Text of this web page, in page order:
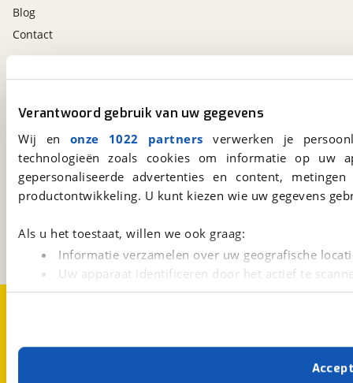
Verantwoord gebruik van uw gegevens
Wij en onze 1022 partners verwerken je
technologieën zoals cookies om informatie op
gepersonaliseerde advertenties en content,
productontwikkeling. U kunt kiezen wie uw gegevens
Als u het toestaat, willen we ook graag:
Informatie verzamelen over uw geografische
Uw apparaat identificeren door het actief te
Lees meer over hoe uw persoonlijke gegevens worden
Met cookies en vergelijkbare technieken zorgen we
cookies zorgen ervoor dat de website goed werkt.
Blog
Contact
viaBOVAG.nl
15
Een initiatief van
BOVAG
viaBOVAG.nl app
Altijd het meest recente aanbod bij de hand.